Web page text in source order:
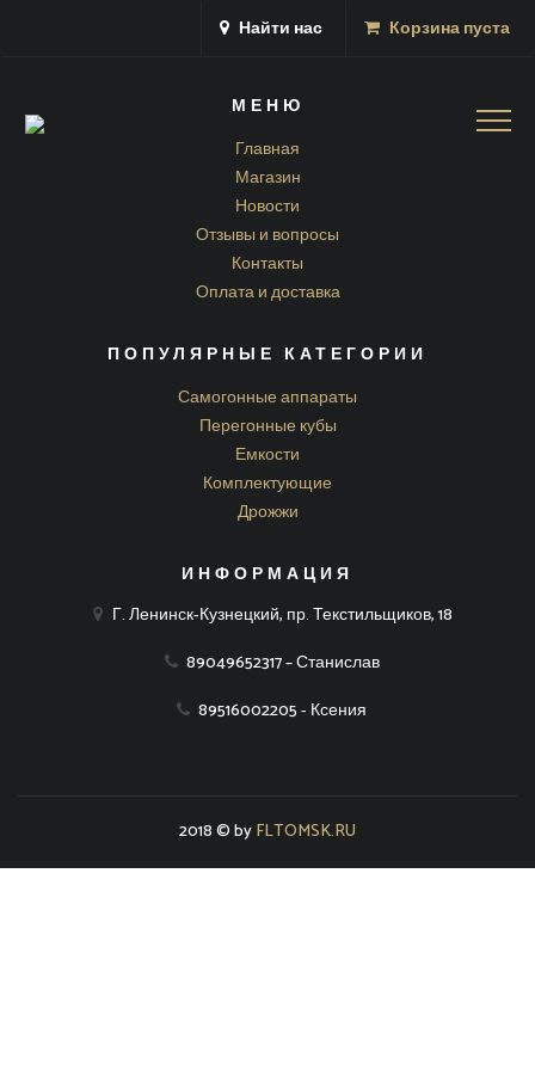
Найти нас Корзина пуста
МЕНЮ
Главная
Магазин
Новости
Отзывы и вопросы
Контакты
Оплата и доставка
ПОПУЛЯРНЫЕ КАТЕГОРИИ
Самогонные аппараты
Перегонные кубы
Емкости
Комплектующие
Дрожжи
ИНФОРМАЦИЯ
Г. Ленинск-Кузнецкий, пр. Текстильщиков, 18
89049652317 – Станислав
89516002205 - Ксения
2018 © byFLTOMSK.RU